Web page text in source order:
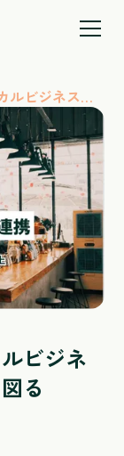
ルビジネスと
ビジネ
る